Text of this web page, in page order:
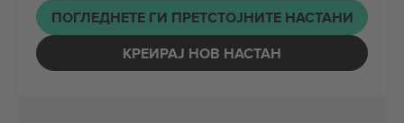
ПОГЛЕДНЕТЕ ГИ ПРЕТСТОЈНИТЕ НАСТАНИ
КРЕИРАЈ НОВ НАСТАН